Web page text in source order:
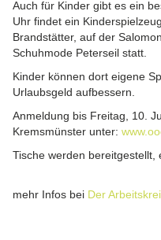
Auch für Kinder gibt es ein
Uhr findet ein
Brandstätter, auf der
Schuhmode Peterseil statt.
Kinder können dort eigene
Urlaubsgeld aufbessern.
Anmeldung bis Freitag, 10.
Kremsmünster unter:
Tische werden bereitgestellt,
mehr Infos bei Der